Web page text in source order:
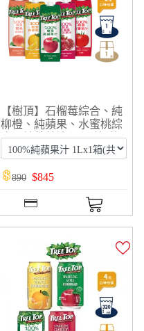
【樹頂】石榴莓綜合、純
柳橙、純蘋果、水蜜桃綜
合、純蕃茄汁 1Lx1箱(共
10入)
890 $845